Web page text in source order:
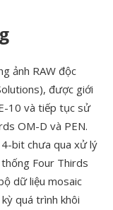
ảnh RAW độc
được giới
10 và tiếp tục sử
OM-D và PEN.
bit chưa qua xử lý
Four Thirds
dữ liệu mosaic
quá trình khôi